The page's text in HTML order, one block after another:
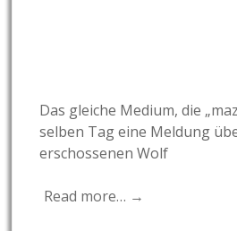
Das gleiche Medium, die
selben Tag eine Meldung
erschossenen Wolf
Read more… →